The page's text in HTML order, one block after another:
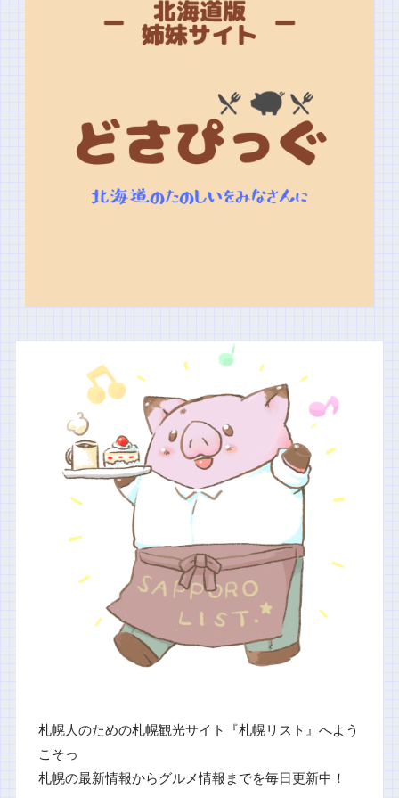
札幌人のための札幌観光サイト『札幌リスト』へよう
こそっ
札幌の最新情報からグルメ情報までを毎日更新中！